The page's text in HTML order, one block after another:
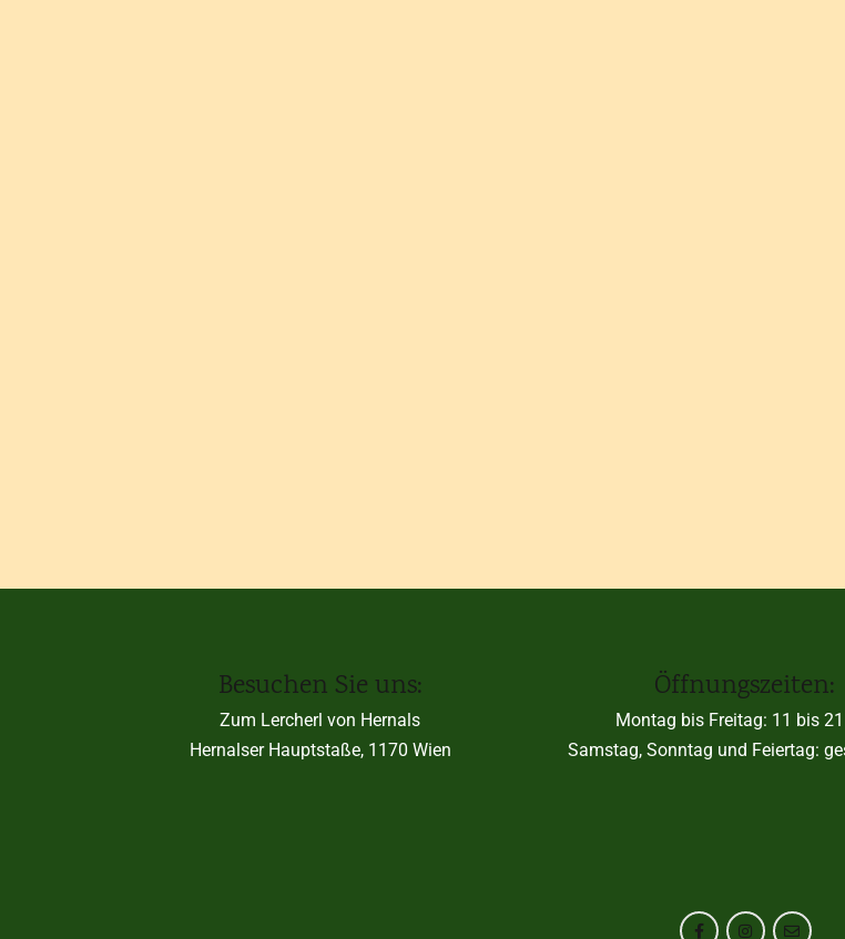
Besuchen Sie uns:
Zum Lercherl von Hernals
Hernalser Hauptstaße, 1170 Wien
Öffnungszeiten:
Montag bis Freitag: 11 bis
Samstag, Sonntag und Feiertag: